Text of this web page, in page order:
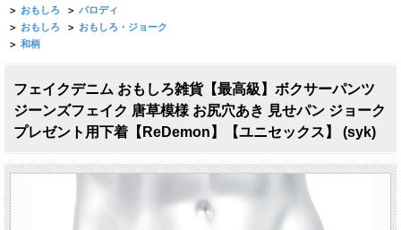
> おもしろ > パロディ
> おもしろ > おもしろ・ジョーク
> 和柄
フェイクデニム おもしろ雑貨【最高級】ボクサーパンツ
ジーンズフェイク 唐草模様 お尻穴あき 見せパン ジョーク
プレゼント用下着【ReDemon】【ユニセックス】 (syk)